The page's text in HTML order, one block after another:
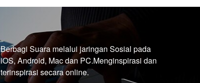
Berbagi Suara melalui jaringan Sosial pada
iOS, Android, Mac dan PC.Menginspirasi dan
terinspirasi secara online.